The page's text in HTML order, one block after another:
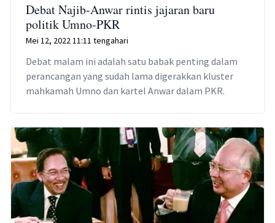
Debat Najib-Anwar rintis jajaran baru
politik Umno-PKR
Mei 12, 2022 11:11 tengahari
Debat malam ini adalah satu babak penting dalam
perancangan yang sudah lama digerakkan kluster
mahkamah Umno dan kartel Anwar dalam PKR.